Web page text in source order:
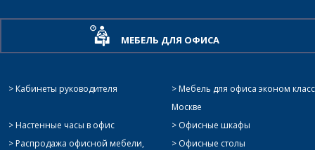
МЕБЕЛЬ ДЛЯ ОФИСА
Кабинеты руководителя
Мебель для офиса эконом
Москве
Настенные часы в офис
Офисные шкафы
Распродажа офисной мебели,
Офисные столы